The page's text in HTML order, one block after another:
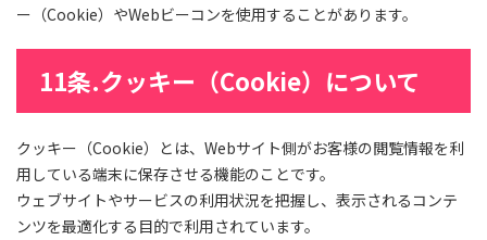
ー（Cookie）やWebビーコンを使用することがあります。
11条.クッキー（Cookie）について
クッキー（Cookie）とは、Webサイト側がお客様の閲覧情報を利
用している端末に保存させる機能のことです。
ウェブサイトやサービスの利用状況を把握し、表示されるコンテ
ンツを最適化する目的で利用されています。